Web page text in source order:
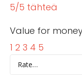
5/5 tähteä
Value for
1 2 3 4 5